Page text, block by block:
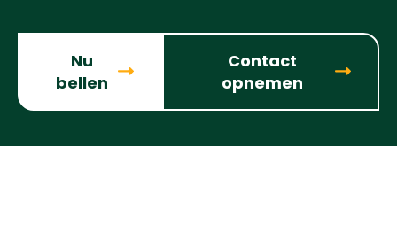
Nu
bellen
Contact
opnemen